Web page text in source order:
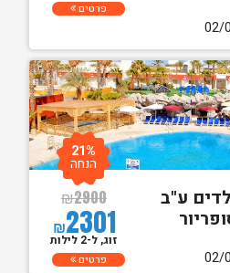
פרטים
לזוג + 2 ילדים ע"ב
₪2900
₪2301
21%
הנחה
זוג, ל-2 לילות
פרטים